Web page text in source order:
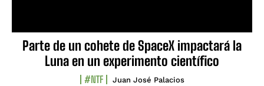
Parte de un cohete de SpaceX impactará la
Luna en un experimento científico
#NTF Juan José Palacios